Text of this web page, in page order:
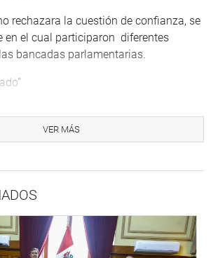
rechazara la cuestión de confianza, se
en el cual participaron diferentes
las bancadas parlamentarias.
porque lo más recomendable sería
vamos a discutir un pedido solicitado
(FP), interrumpiendo, manifestó que es
en el Congreso pero lo que no
es que se agravie a los congresistas,
VER MÁS